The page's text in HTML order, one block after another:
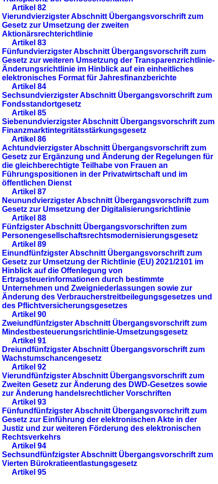
Artikel 82
Vierundvierzigster Abschnitt Übergangsvorschrift zum
Gesetz zur Umsetzung der zweiten
Aktionärsrechterichtlinie
Artikel 83
Fünfundvierzigster Abschnitt Übergangsvorschrift zum
Gesetz zur weiteren Umsetzung der Transparenzrichtlinie-
Änderungsrichtlinie im Hinblick auf ein einheitliches
elektronisches Format für Jahresfinanzberichte
Artikel 84
Sechsundvierzigster Abschnitt Übergangsvorschrift zum
Fondsstandortgesetz
Artikel 85
Siebenundvierzigster Abschnitt Übergangsvorschrift zum
Finanzmarktintegritätsstärkungsgesetz
Artikel 86
Achtundvierzigster Abschnitt Übergangsvorschrift zum
Gesetz zur Ergänzung und Änderung der Regelungen für
die gleichberechtigte Teilhabe von Frauen an
Führungspositionen in der Privatwirtschaft und im
öffentlichen Dienst
Artikel 87
Neunundvierzigster Abschnitt Übergangsvorschrift zum
Gesetz zur Umsetzung der Digitalisierungsrichtlinie
Artikel 88
Fünfzigster Abschnitt Übergangsvorschriften zum
Personengesellschaftsrechtsmodernisierungsgesetz
Artikel 89
Einundfünfzigster Abschnitt Übergangsvorschrift zum
Gesetz zur Umsetzung der Richtlinie (EU) 2021/2101 im
Hinblick auf die Offenlegung von
Ertragsteuerinformationen durch bestimmte
Unternehmen und Zweigniederlassungen sowie zur
Änderung des Verbraucherstreitbeilegungsgesetzes und
des Pflichtversicherungsgesetzes
Artikel 90
Zweiundfünfzigster Abschnitt Übergangsvorschrift zum
Mindestbesteuerungsrichtlinie-Umsetzungsgesetz
Artikel 91
Dreiundfünfzigster Abschnitt Übergangsvorschrift zum
Wachstumschancengesetz
Artikel 92
Vierundfünfzigster Abschnitt Übergangsvorschrift zum
Zweiten Gesetz zur Änderung des DWD-Gesetzes sowie
zur Änderung handelsrechtlicher Vorschriften
Artikel 93
Fünfundfünfzigster Abschnitt Übergangsvorschrift zum
Gesetz zur Einführung der elektronischen Akte in der
Justiz und zur weiteren Förderung des elektronischen
Rechtsverkehrs
Artikel 94
Sechsundfünfzigster Abschnitt Übergangsvorschrift zum
Vierten Bürokratieentlastungsgesetz
Artikel 95